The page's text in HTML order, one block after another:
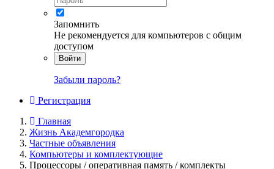
Запомнить
Не рекомендуется для компьютеров с общим
доступом
Войти
Забыли пароль?
Регистрация
Главная
Жизнь Академгородка
Частные объявления
Компьютеры и комплектующие
Процессоры / оперативная память / комплекты